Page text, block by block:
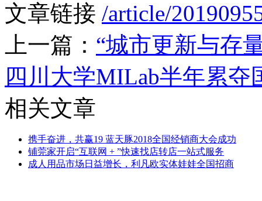
文章链接 /article/
上一篇： “城市更新与存
四川大学MILab半年累夺
相关文章
携手奋进，共赢19 蓝天豚2018全国经销商大会成功
铺莞家开启“互联网 + ”快速找店转店一站式服务
成人用品市场日益增长，利凡欧实体娃娃全国招商